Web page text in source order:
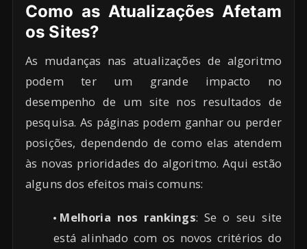
Como as Atualizações Afetam
os Sites?
As mudanças nas atualizações de algoritmo
podem ter um grande impacto no
desempenho de um site nos resultados de
pesquisa. As páginas podem ganhar ou perder
posições, dependendo de como elas atendem
às novas prioridades do algoritmo. Aqui estão
alguns dos efeitos mais comuns:
Melhoria nos rankings: Se o seu site
está alinhado com os novos critérios do